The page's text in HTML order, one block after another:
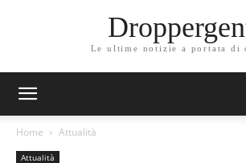
Le ultime notizie a portata di
Home Attualità
Attualità